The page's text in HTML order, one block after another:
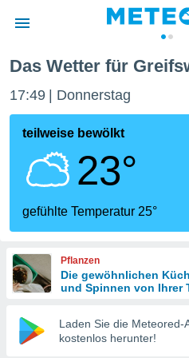
wurde
dass
sind.
diese
Das Wetter für
17:49 Donnerstag
teilweise bewölkt
23°
gefühlte Temperatur 25°
Pflanzen
Die gewöhnlichen
und Spinnen von Ihrer
Laden Sie die Meteored-
kostenlos herunter!